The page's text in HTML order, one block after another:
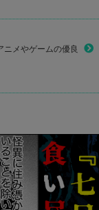
ニメやゲームの優良